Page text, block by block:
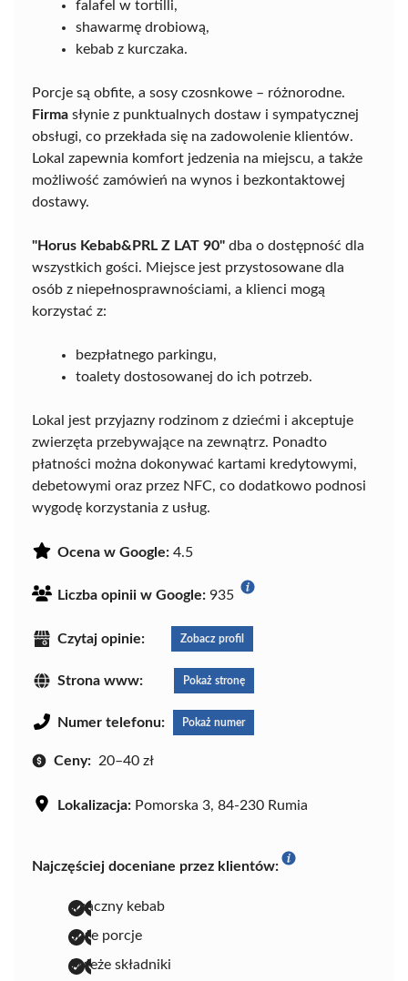
falafel w tortilli,
shawarmę drobiową,
kebab z kurczaka.
Porcje są obfite, a sosy czosnkowe – różnorodne.
Firma słynie z punktualnych dostaw i sympatycznej
obsługi, co przekłada się na zadowolenie klientów.
Lokal zapewnia komfort jedzenia na miejscu, a także
możliwość zamówień na wynos i bezkontaktowej
dostawy.
"Horus Kebab&PRL Z LAT 90" dba o dostępność dla
wszystkich gości. Miejsce jest przystosowane dla
osób z niepełnosprawnościami, a klienci mogą
korzystać z:
bezpłatnego parkingu,
toalety dostosowanej do ich potrzeb.
Lokal jest przyjazny rodzinom z dziećmi i akceptuje
zwierzęta przebywające na zewnątrz. Ponadto
płatności można dokonywać kartami kredytowymi,
debetowymi oraz przez NFC, co dodatkowo podnosi
wygodę korzystania z usług.
Ocena w Google: 4.5
Liczba opinii w Google: 935
Czytaj opinie: Zobacz profil
Strona www: Pokaż stronę
Numer telefonu: Pokaż numer
Ceny: 20–40 zł
Lokalizacja: Pomorska 3, 84-230 Rumia
Najczęściej doceniane przez klientów:
smaczny kebab
duże porcje
świeże składniki